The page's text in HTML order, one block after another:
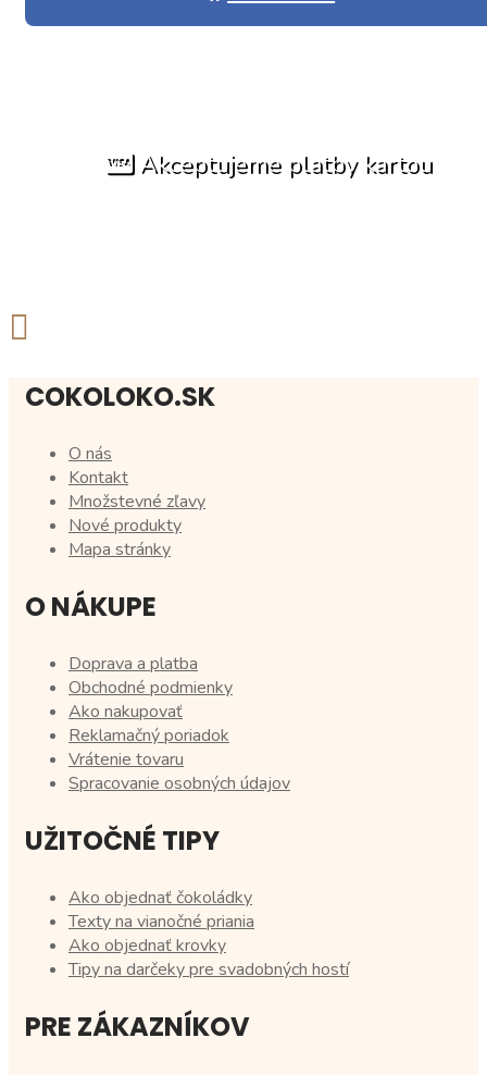
Akceptujeme platby kartou
COKOLOKO.SK
O nás
Kontakt
Množstevné zľavy
Nové produkty
Mapa stránky
O NÁKUPE
Doprava a platba
Obchodné podmienky
Ako nakupovať
Reklamačný poriadok
Vrátenie tovaru
Spracovanie osobných údajov
UŽITOČNÉ TIPY
Ako objednať čokoládky
Texty na vianočné priania
Ako objednať krovky
Tipy na darčeky pre svadobných hostí
PRE ZÁKAZNÍKOV